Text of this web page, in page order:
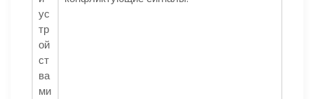
ус
тр
ой
ст
ва
ми